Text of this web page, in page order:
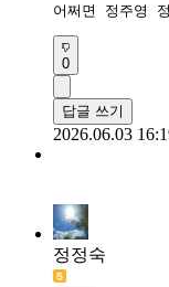
어쩌면 정주영
0
답글 쓰기
2026.06.03
정정숙